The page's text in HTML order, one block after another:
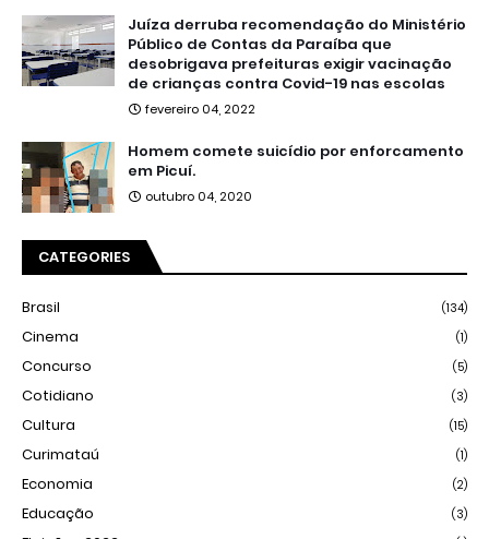
Juíza derruba recomendação do Ministério
Público de Contas da Paraíba que
desobrigava prefeituras exigir vacinação
de crianças contra Covid-19 nas escolas
fevereiro 04, 2022
Homem comete suicídio por enforcamento
em Picuí.
outubro 04, 2020
CATEGORIES
Brasil (134)
Cinema (1)
Concurso (5)
Cotidiano (3)
Cultura (15)
Curimataú (1)
Economia (2)
Educação (3)